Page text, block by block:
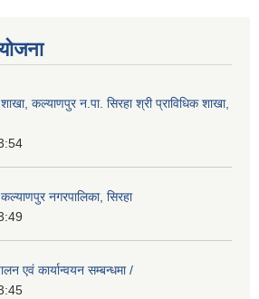
कल्याणपुर न.पा. सिरहा श्री प्राविधिक शाखा,
नगरपालिका, सिरहा
एवं कार्यान्वयन सम्बन्धमा /